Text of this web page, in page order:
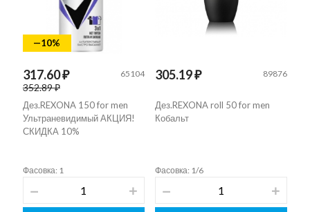
—10%
317.60 ₽
352.89 ₽
65104
Дез.REXONA 150 for men
Ультраневидимый АКЦИЯ!
СКИДКА 10%
Фасовка: 1
305.19 ₽ 89876
Дез.REXONA roll 50 for men
Кобальт
Фасовка: 1/6